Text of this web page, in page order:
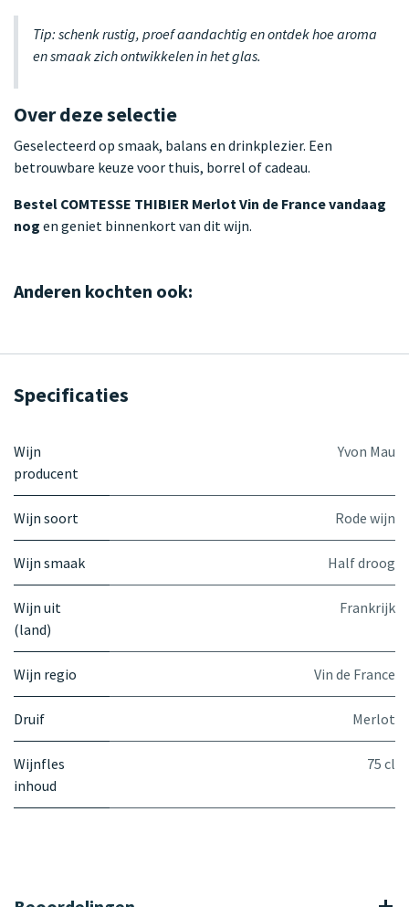
Tip: schenk rustig, proef aandachtig en ontdek hoe aroma
en smaak zich ontwikkelen in het glas.
Over deze selectie
Geselecteerd op smaak, balans en drinkplezier. Een
betrouwbare keuze voor thuis, borrel of cadeau.
Bestel COMTESSE THIBIER Merlot Vin de France vandaag
nog en geniet binnenkort van dit wijn.
Anderen kochten ook:
Specificaties
Wijn
producent
Yvon Mau
Wijn soort Rode wijn
Wijn smaak Half droog
Wijn uit
(land)
Frankrijk
Wijn regio Vin de France
Druif Merlot
Wijnfles
inhoud
75 cl